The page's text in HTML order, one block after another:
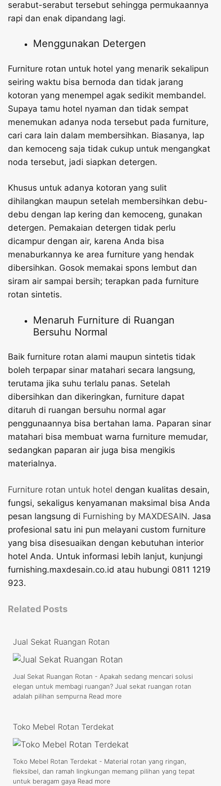
serabut-serabut tersebut sehingga permukaannya
rapi dan enak dipandang lagi.
Menggunakan Detergen
Furniture rotan untuk hotel yang menarik sekalipun
seiring waktu bisa bernoda dan tidak jarang
kotoran yang menempel agak sedikit membandel.
Supaya tamu hotel nyaman dan tidak sempat
menemukan adanya noda tersebut pada furniture,
cari cara lain dalam membersihkan. Biasanya, lap
dan kemoceng saja tidak cukup untuk mengangkat
noda tersebut, jadi siapkan detergen.
Khusus untuk adanya kotoran yang sulit
dihilangkan maupun setelah membersihkan debu-
debu dengan lap kering dan kemoceng, gunakan
detergen. Pemakaian detergen tidak perlu
dicampur dengan air, karena Anda bisa
menaburkannya ke area furniture yang hendak
dibersihkan. Gosok memakai spons lembut dan
siram air sampai bersih; terapkan pada furniture
rotan sintetis.
Menaruh Furniture di Ruangan
Bersuhu Normal
Baik furniture rotan alami maupun sintetis tidak
boleh terpapar sinar matahari secara langsung,
terutama jika suhu terlalu panas. Setelah
dibersihkan dan dikeringkan, furniture dapat
ditaruh di ruangan bersuhu normal agar
penggunaannya bisa bertahan lama. Paparan sinar
matahari bisa membuat warna furniture memudar,
sedangkan paparan air juga bisa mengikis
materialnya.
Furniture rotan untuk hotel dengan kualitas desain,
fungsi, sekaligus kenyamanan maksimal bisa Anda
pesan langsung di Furnishing by MAXDESAIN. Jasa
profesional satu ini pun melayani custom furniture
yang bisa disesuaikan dengan kebutuhan interior
hotel Anda. Untuk informasi lebih lanjut, kunjungi
furnishing.maxdesain.co.id atau hubungi 0811 1219
923.
Related Posts
Jual Sekat Ruangan Rotan
Jual Sekat Ruangan Rotan - Apakah sedang mencari solusi
elegan untuk membagi ruangan? Jual sekat ruangan rotan
adalah pilihan sempurna Read more
Toko Mebel Rotan Terdekat
Toko Mebel Rotan Terdekat - Material rotan yang ringan,
fleksibel, dan ramah lingkungan memang pilihan yang tepat
untuk beragam gaya Read more